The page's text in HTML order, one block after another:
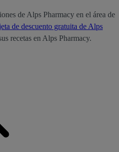
de Alps Pharmacy en el área de
de descuento gratuita de Alps
recetas en Alps Pharmacy.